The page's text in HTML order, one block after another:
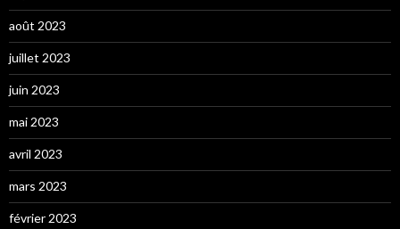
août 2023
juillet 2023
juin 2023
mai 2023
avril 2023
mars 2023
février 2023